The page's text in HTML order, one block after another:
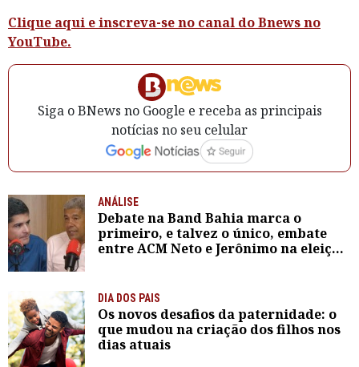
Clique aqui e inscreva-se no canal do Bnews no
YouTube.
Siga o BNews no Google e receba as principais
notícias no seu celular
ANÁLISE
Debate na Band Bahia marca o
primeiro, e talvez o único, embate
entre ACM Neto e Jerônimo na eleição
DIA DOS PAIS
Os novos desafios da paternidade: o
que mudou na criação dos filhos nos
dias atuais